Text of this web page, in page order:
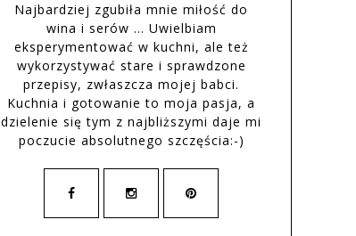
Najbardziej zgubiła mnie miłość do
wina i serów … Uwielbiam
eksperymentować w kuchni, ale też
wykorzystywać stare i sprawdzone
przepisy, zwłaszcza mojej babci.
Kuchnia i gotowanie to moja pasja, a
dzielenie się tym z najbliższymi daje mi
poczucie absolutnego szczęścia:-)